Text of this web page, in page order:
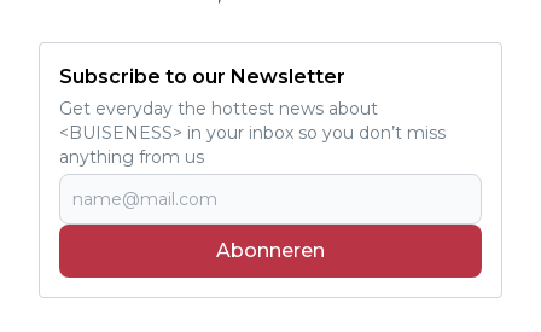
Subscribe to our Newsletter
Get everyday the hottest news about
<BUISENESS> in your inbox so you don’t miss
anything from us
Abonneren